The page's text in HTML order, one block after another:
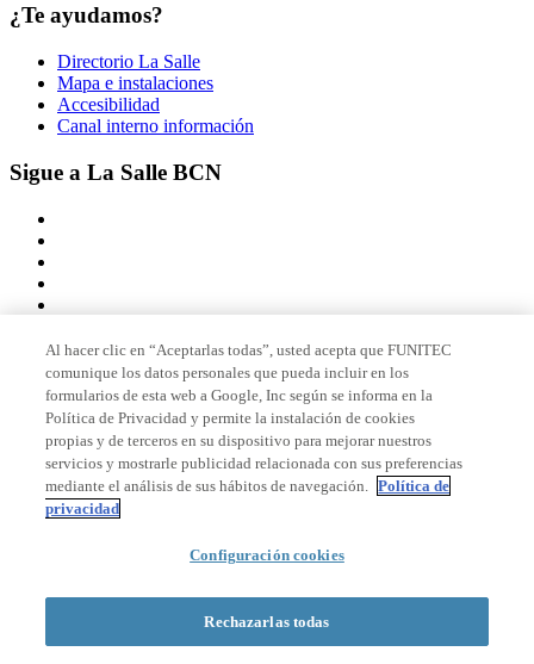
¿Te ayudamos?
Directorio La Salle
Mapa e instalaciones
Accesibilidad
Canal interno información
Sigue a La Salle BCN
Miembro de
Acreditaciones
© 2026 La Salle Campus Barcelona - URL |
Formulario de búsqueda
Al hacer clic en “Aceptarlas todas”, usted acepta que FUNITEC
comunique los datos personales que pueda incluir en los
formularios de esta web a Google, Inc según se informa en la
Política de Privacidad y permite la instalación de cookies
propias y de terceros en su dispositivo para mejorar nuestros
servicios y mostrarle publicidad relacionada con sus preferencias
mediante el análisis de sus hábitos de navegación. Política de
privacidad
Configuración cookies
Rechazarlas todas